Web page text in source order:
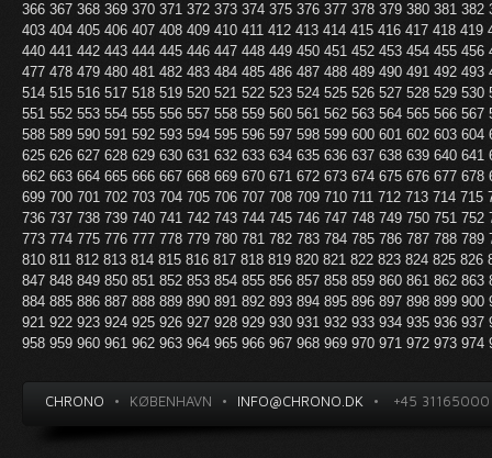
366 367 368 369 370 371 372 373 374 375 376 377 378 379 380 381 382
403 404 405 406 407 408 409 410 411 412 413 414 415 416 417 418 419
440 441 442 443 444 445 446 447 448 449 450 451 452 453 454 455 456
477 478 479 480 481 482 483 484 485 486 487 488 489 490 491 492 493
514 515 516 517 518 519 520 521 522 523 524 525 526 527 528 529 530
551 552 553 554 555 556 557 558 559 560 561 562 563 564 565 566 567
588 589 590 591 592 593 594 595 596 597 598 599 600 601 602 603 604
625 626 627 628 629 630 631 632 633 634 635 636 637 638 639 640 641
662 663 664 665 666 667 668 669 670 671 672 673 674 675 676 677 678
699 700 701 702 703 704 705 706 707 708 709 710 711 712 713 714 715
736 737 738 739 740 741 742 743 744 745 746 747 748 749 750 751 752
773 774 775 776 777 778 779 780 781 782 783 784 785 786 787 788 789
810 811 812 813 814 815 816 817 818 819 820 821 822 823 824 825 826
847 848 849 850 851 852 853 854 855 856 857 858 859 860 861 862 863
884 885 886 887 888 889 890 891 892 893 894 895 896 897 898 899 900
921 922 923 924 925 926 927 928 929 930 931 932 933 934 935 936 937
958 959 960 961 962 963 964 965 966 967 968 969 970 971 972 973 974
CHRONO • KØBENHAVN • INFO@CHRONO.DK • +45 31165000